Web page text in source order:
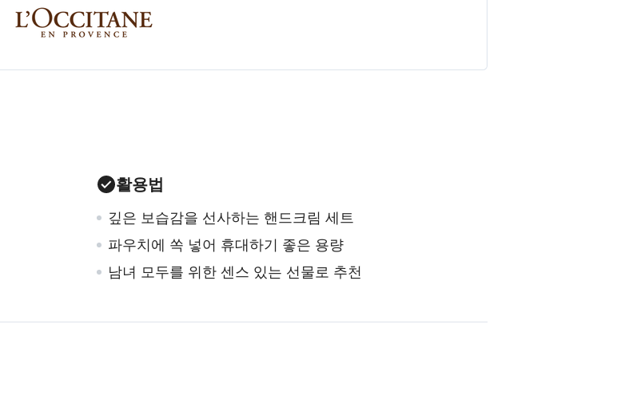
활용법
깊은 보습감을 선사하는 핸드크림 세트
파우치에 쏙 넣어 휴대하기 좋은 용량
남녀 모두를 위한 센스 있는 선물로 추천